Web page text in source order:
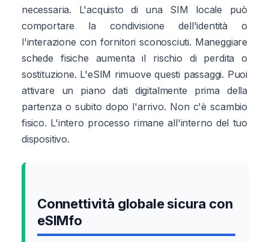
necessaria. L'acquisto di una SIM locale può
comportare la condivisione dell'identità o
l'interazione con fornitori sconosciuti. Maneggiare
schede fisiche aumenta il rischio di perdita o
sostituzione. L'eSIM rimuove questi passaggi. Puoi
attivare un piano dati digitalmente prima della
partenza o subito dopo l'arrivo. Non c'è scambio
fisico. L'intero processo rimane all'interno del tuo
dispositivo.
Connettività globale sicura con
eSIMfo